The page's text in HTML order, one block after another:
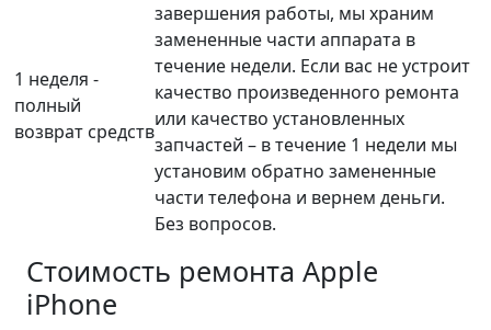
1 неделя -
полный
возврат средств
завершения работы, мы храним
замененные части аппарата в
течение недели. Если вас не устроит
качество произведенного ремонта
или качество установленных
запчастей – в течение 1 недели мы
установим обратно замененные
части телефона и вернем деньги.
Без вопросов.
Стоимость ремонта Apple
iPhone